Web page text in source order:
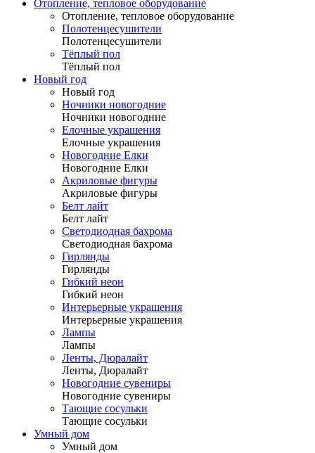
Отопление, тепловое оборудование
Отопление, тепловое оборудование
Полотенцесушители
Полотенцесушители
Тёплый пол
Тёплый пол
Новый год
Новый год
Ночники новогодние
Ночники новогодние
Елочные украшения
Елочные украшения
Новогодние Елки
Новогодние Елки
Акриловые фигуры
Акриловые фигуры
Белт лайт
Белт лайт
Светодиодная бахрома
Светодиодная бахрома
Гирлянды
Гирлянды
Гибкий неон
Гибкий неон
Интерьерные украшения
Интерьерные украшения
Лампы
Лампы
Ленты, Дюралайт
Ленты, Дюралайт
Новогодние сувениры
Новогодние сувениры
Тающие сосульки
Тающие сосульки
Умный дом
Умный дом